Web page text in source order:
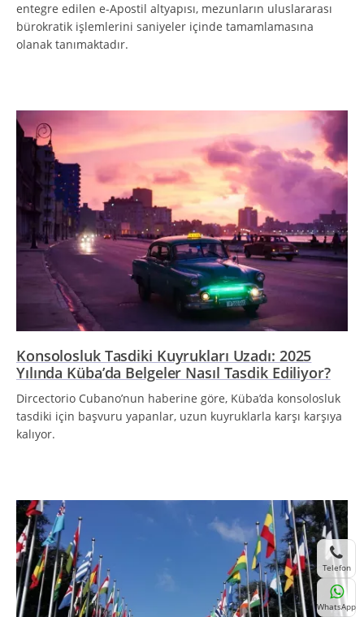
entegre edilen e-Apostil altyapısı, mezunların uluslararası
bürokratik işlemlerini saniyeler içinde tamamlamasına
olanak tanımaktadır.
Konsolosluk Tasdiki Kuyrukları Uzadı: 2025
Yılında Küba’da Belgeler Nasıl Tasdik Ediliyor?
Dircectorio Cubano’nun haberine göre, Küba’da konsolosluk
tasdiki için başvuru yapanlar, uzun kuyruklarla karşı karşıya
kalıyor.
Telefon
WhatsApp